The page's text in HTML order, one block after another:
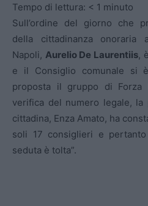
Tempo di lettura: < 1 minuto
Sull’ordine del giorno che
della cittadinanza onoraria
Napoli, Aurelio De Laurentiis,
e il Consiglio comunale si
proposta il gruppo di Forza
verifica del numero legale, la
cittadina, Enza Amato, ha
soli 17 consiglieri e
seduta è tolta”.